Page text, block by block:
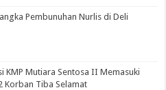
Pembunuhan Nurlis di Deli
KMP Mutiara Sentosa II Memasuki
Korban Tiba Selamat